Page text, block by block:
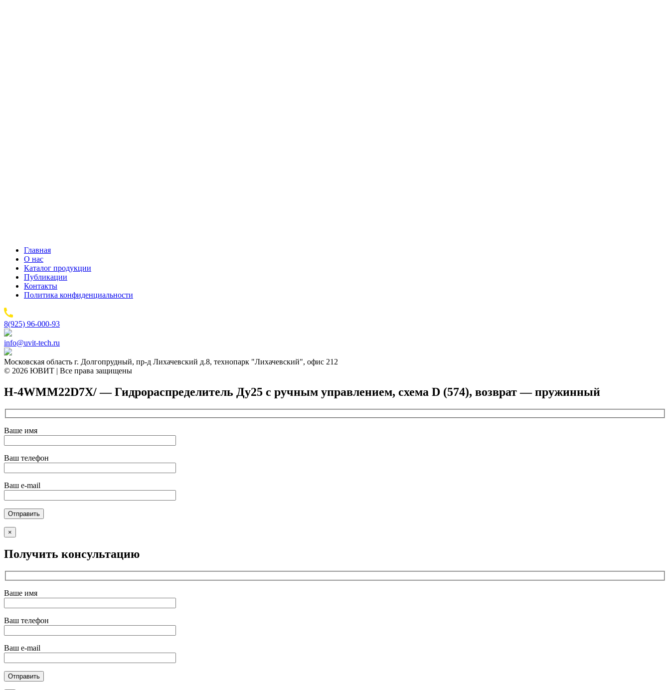
Главная
О нас
Каталог продукции
Публикации
Контакты
Политика конфиденциальности
8(925) 96-000-93
info@uvit-tech.ru
Московская область г. Долгопрудный, пр-д Лихачевский д.8, технопарк "Лихачевский", офис 212
© 2026 ЮВИТ | Все права защищены
H-4WMM22D7X/ — Гидрораспределитель Ду25 с ручным управлением, схема D (574), возврат — пружинный
Ваше имя
Ваш телефон
Ваш e-mail
×
Получить консультацию
Ваше имя
Ваш телефон
Ваш e-mail